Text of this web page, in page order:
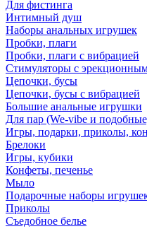
Для фистинга
Интимный душ
Наборы анальных игрушек
Пробки, плаги
Пробки, плаги с вибрацией
Стимуляторы с
Цепочки, бусы
Цепочки, бусы с вибрацией
Большие анальные игрушки
Для пар (We-vibe и
Игры, подарки, приколы,
Брелоки
Игры, кубики
Конфеты, печенье
Мыло
Подарочные наборы
Приколы
Съедобное белье